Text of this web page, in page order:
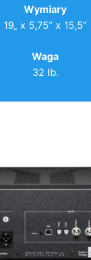
Wymiary
19„ x 5,75” x 15,5”
Waga
32 lb.